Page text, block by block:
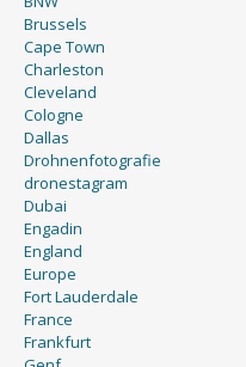
Brussels
Cape Town
Charleston
Cleveland
Cologne
Dallas
Drohnenfotografie
dronestagram
Dubai
Engadin
England
Europe
Fort Lauderdale
France
Frankfurt